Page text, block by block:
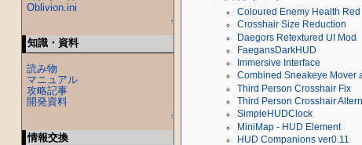
Coloured Enemy Health Red
Crosshair Size Reduction
Daegors Retextured UI Mod
FaegansDarkHUD
Immersive Interface
Combined Sneakeye Mover
Third Person Crosshair Fix
Third Person Crosshair
SimpleHUDClock
MiniMap - HUD Element
HUD Companions ver0.11
Oblivion.ini
↑
知識・資料
読み物
マニュアル
攻略記事
開発資料
↑
情報交換